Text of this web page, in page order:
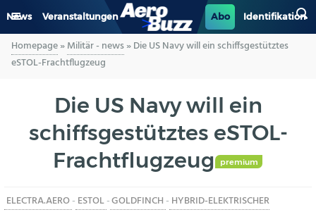
News Veranstaltungen Abo Identifikation
GENERAL AVIATION
LUFTVERKEHR
INDUSTRIE
Homepage»Militär - news»Die US Navy will ein schiffsgestütztes
eSTOL-Frachtflugzeug
Die US Navy will ein
schiffsgestütztes eSTOL-
Frachtflugzeug
premium
ELECTRA.AERO- ESTOL-GOLDFINCH - HYBRID-ELEKTRISCHER